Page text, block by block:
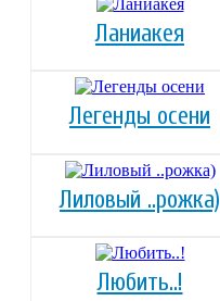
Ланиакея
Легенды осени
Лиловый ..рожка)
Любить..!